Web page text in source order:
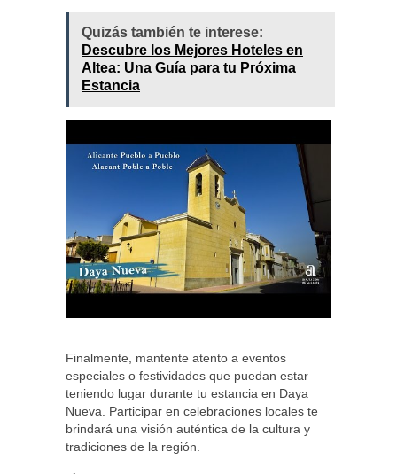
Quizás también te interese:
Descubre los Mejores Hoteles en
Altea: Una Guía para tu Próxima
Estancia
Finalmente, mantente atento a eventos
especiales o festividades que puedan estar
teniendo lugar durante tu estancia en Daya
Nueva. Participar en celebraciones locales te
brindará una visión auténtica de la cultura y
tradiciones de la región.